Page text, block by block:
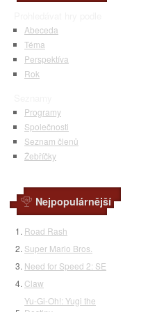
Abeceda
Téma
Perspektíva
Rok
Programy
Společnosti
Seznam členů
Žebříčky
Nejpopulárnější
Road Rash
Super Mario Bros.
Need for Speed 2: SE
Claw
Yu-Gi-Oh!: Yugi the